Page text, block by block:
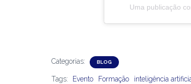
Uma publicação
Categorias: BLOG
Tags: Evento Formação inteligência